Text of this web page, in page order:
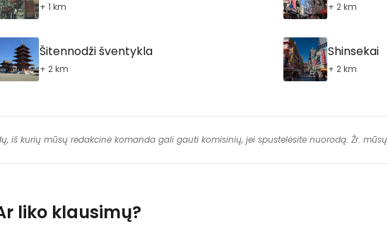
+ 1 km + 2 km
Šitennodži šventykla
+ 2 km
Shinsekai
+ 2 km
iš kurių mūsų redakcinė komanda gali gauti komisinių, jei spustelėsite nuorodą. Žr. mūsų
liko klausimų?